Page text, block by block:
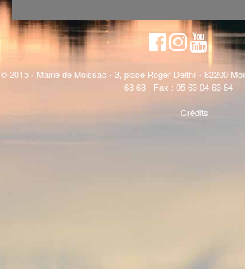
© 2015 - Mairie de Moissac - 3, place Roger Delthil - 82200
63 63 - Fax : 05 63 04 63 64
Crédits